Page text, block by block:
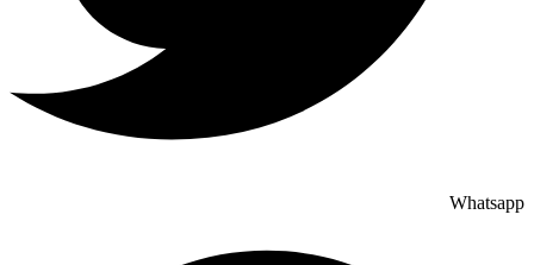
Whatsapp